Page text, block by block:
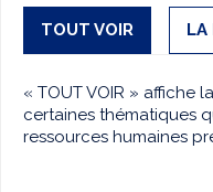
TOUT VOIR LA
« TOUT VOIR » affiche
certaines thématiques
ressources humaines